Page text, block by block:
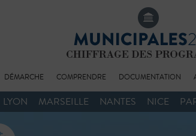
DÉMARCHE COMPRENDRE DOCUMENTATION
LYON MARSEILLE NANTES NICE